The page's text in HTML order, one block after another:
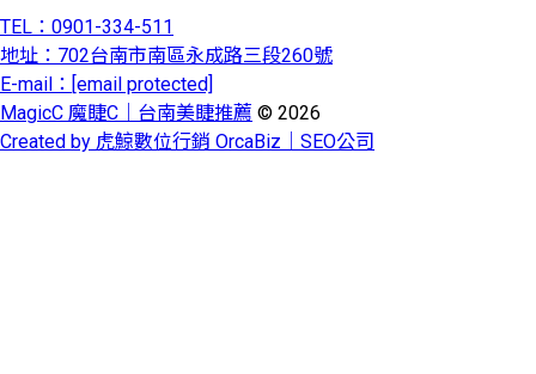
TEL：0901-334-511
地址：702台南市南區永成路三段260號
E-mail： [email protected]
MagicC 魔睫C｜台南美睫推薦 © 2026
Created by 虎鯨數位行銷 OrcaBiz｜SEO公司